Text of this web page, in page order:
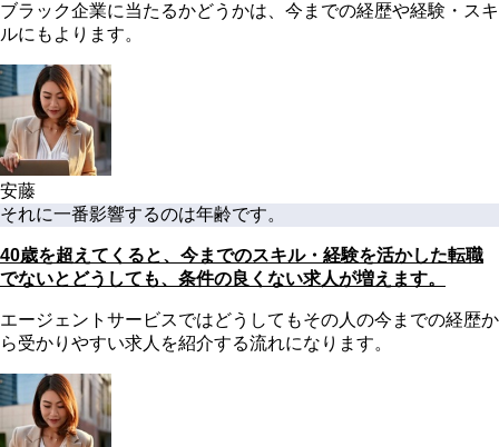
ブラック企業に当たるかどうかは、今までの経歴や経験・スキ
ルにもよります。
安藤
それに一番影響するのは年齢です。
40歳を超えてくると、今までのスキル・経験を活かした転職
でないとどうしても、条件の良くない求人が増えます。
エージェントサービスではどうしてもその人の今までの経歴か
ら受かりやすい求人を紹介する流れになります。